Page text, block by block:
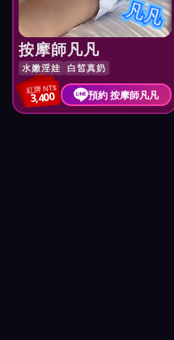
凡凡
按摩師凡凡
水嫩淫娃 白皙真奶
紅牌 NT$
3,400 預約 按摩師凡凡